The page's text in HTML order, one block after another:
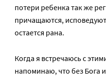
потери ребенка так же
причащаются,
остается рана.
Когда я встречаюсь с
напоминаю, что без Бога